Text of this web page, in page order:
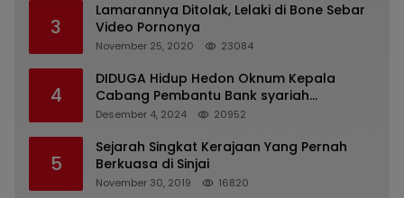
3
Lamarannya Ditolak, Lelaki di Bone Sebar
Video Pornonya
November 25, 2020 23084
4
DIDUGA Hidup Hedon Oknum Kepala
Cabang Pembantu Bank syariah
Indonesia Unit Hasan Basri di Banjarmasin
Milyaran Rupiah dan Bilyet Giro Tidak
Terdaftar, OJK Kalsel : Bertemu Tanggal 11
Desember 4, 2024 20952
5
Sejarah Singkat Kerajaan Yang Pernah
Berkuasa di Sinjai
November 30, 2019 16820